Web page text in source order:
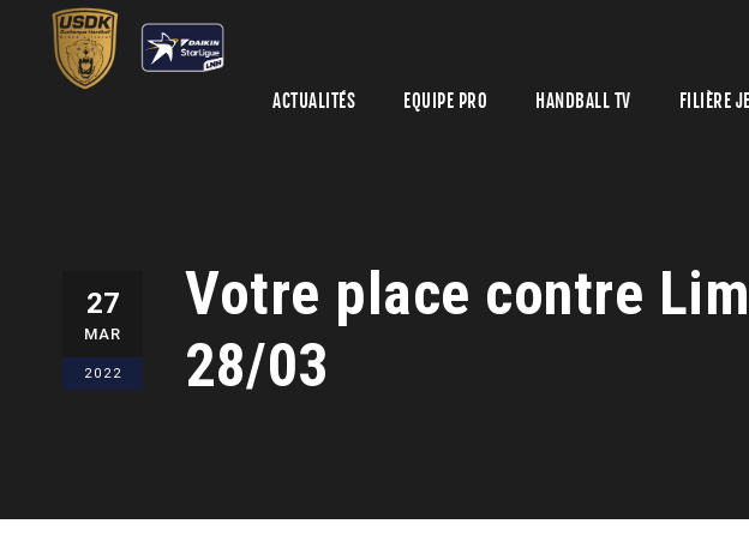
ACTUALITÉS EQUIPE PRO HANDBALL TV FILIÈRE
27
MAR
2022
Votre place contre
28/03